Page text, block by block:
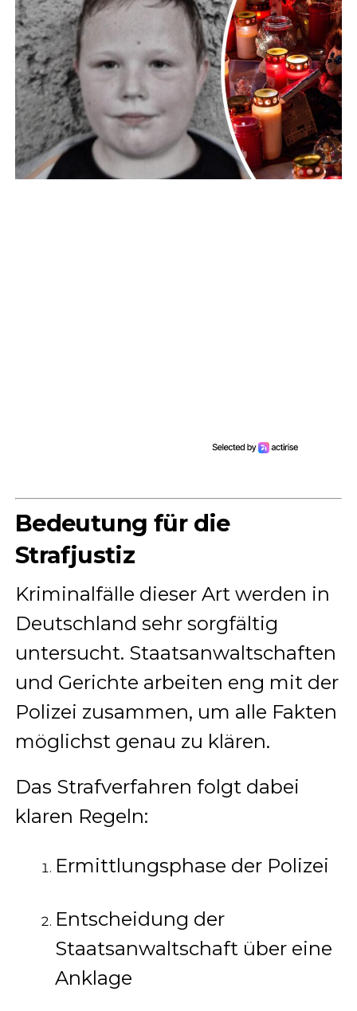
Bedeutung für die
Strafjustiz
Kriminalfälle dieser Art werden in
Deutschland sehr sorgfältig
untersucht. Staatsanwaltschaften
und Gerichte arbeiten eng mit der
Polizei zusammen, um alle Fakten
möglichst genau zu klären.
Das Strafverfahren folgt dabei
klaren Regeln:
Ermittlungsphase der Polizei
Entscheidung der
Staatsanwaltschaft über eine
Anklage